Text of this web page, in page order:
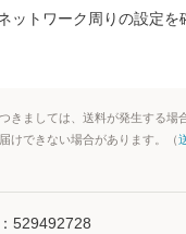
ットワーク周りの設定を
きましては、送料が発生する場
けできない場合があります。（
529492728